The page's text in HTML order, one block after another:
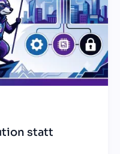
statt